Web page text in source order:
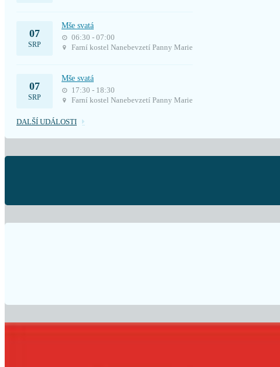
07
SRP
Mše svatá
06:30 - 07:00
Farní kostel Nanebevzetí Panny Marie
07
SRP
Mše svatá
17:30 - 18:30
Farní kostel Nanebevzetí Panny Marie
DALŠÍ UDÁLOSTI